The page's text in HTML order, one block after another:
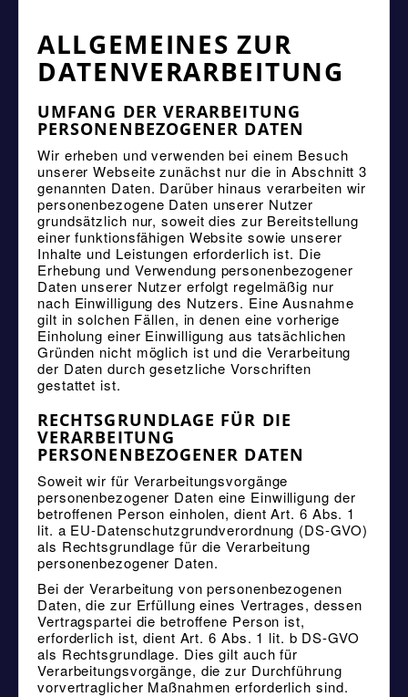
ALLGEMEINES ZUR
DATENVERARBEITUNG
UMFANG DER VERARBEITUNG
PERSONENBEZOGENER DATEN
Wir erheben und verwenden bei einem Besuch
unserer Webseite zunächst nur die in Abschnitt 3
genannten Daten. Darüber hinaus verarbeiten wir
personenbezogene Daten unserer Nutzer
grundsätzlich nur, soweit dies zur Bereitstellung
einer funktionsfähigen Website sowie unserer
Inhalte und Leistungen erforderlich ist. Die
Erhebung und Verwendung personenbezogener
Daten unserer Nutzer erfolgt regelmäßig nur
nach Einwilligung des Nutzers. Eine Ausnahme
gilt in solchen Fällen, in denen eine vorherige
Einholung einer Einwilligung aus tatsächlichen
Gründen nicht möglich ist und die Verarbeitung
der Daten durch gesetzliche Vorschriften
gestattet ist.
RECHTSGRUNDLAGE FÜR DIE
VERARBEITUNG
PERSONENBEZOGENER DATEN
Soweit wir für Verarbeitungsvorgänge
personenbezogener Daten eine Einwilligung der
betroffenen Person einholen, dient Art. 6 Abs. 1
lit. a EU-Datenschutzgrundverordnung (DS-GVO)
als Rechtsgrundlage für die Verarbeitung
personenbezogener Daten.
Bei der Verarbeitung von personenbezogenen
Daten, die zur Erfüllung eines Vertrages, dessen
Vertragspartei die betroffene Person ist,
erforderlich ist, dient Art. 6 Abs. 1 lit. b DS-GVO
als Rechtsgrundlage. Dies gilt auch für
Verarbeitungsvorgänge, die zur Durchführung
vorvertraglicher Maßnahmen erforderlich sind.